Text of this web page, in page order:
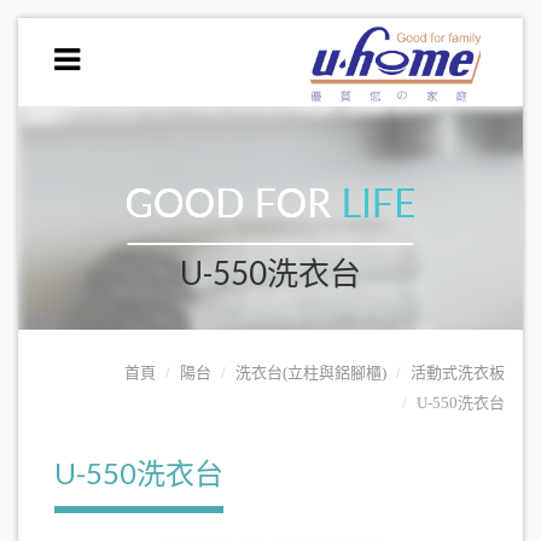
U-550洗衣台
首頁 陽台 洗衣台(立柱與鋁腳櫃)
活動式洗衣板
U-550洗衣台
U-550洗衣台